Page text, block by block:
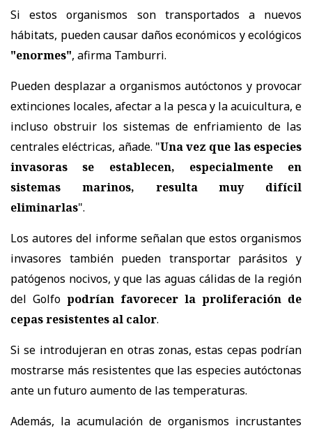
Si estos organismos son transportados a nuevos
hábitats, pueden causar daños económicos y ecológicos
"enormes", afirma Tamburri.
Pueden desplazar a organismos autóctonos y provocar
extinciones locales, afectar a la pesca y la acuicultura, e
incluso obstruir los sistemas de enfriamiento de las
centrales eléctricas, añade. "Una vez que las especies
invasoras se establecen, especialmente en
sistemas marinos, resulta muy difícil
eliminarlas".
Los autores del informe señalan que estos organismos
invasores también pueden transportar parásitos y
patógenos nocivos, y que las aguas cálidas de la región
del Golfo podrían favorecer la proliferación de
cepas resistentes al calor.
Si se introdujeran en otras zonas, estas cepas podrían
mostrarse más resistentes que las especies autóctonas
ante un futuro aumento de las temperaturas.
Además, la acumulación de organismos incrustantes